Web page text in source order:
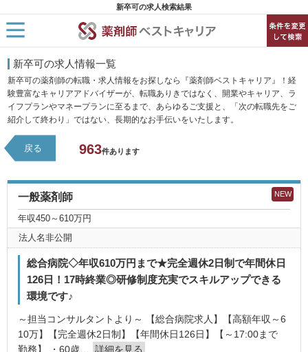
新卒可の求人検索結果
新卒可の求人情報一覧
新卒可の薬剤師の転職・求人情報をお探しなら『薬剤師ベストキャリア』！経
験豊富なキャリアアドバイザーが、転職ありきではなく、開業やキャリア、ラ
イフプランやマネープランに至るまで、あらゆるご支援と、「次の転職先をご
紹介して終わり」ではない、長期的なお手伝いをいたします。
戻る 963件あります
NEW
一般薬剤師
年収450～610万円
法人名非公開
総合病院◇年収610万円まで★完全週休2日制で年間休日
126日！17時終業◎研修制度充実でスキルアップできる
環境です♪
～担当コンサルタントより～ 【総合病院求人】【高額年収～6
10万】【完全週休2日制】【年間休日126日】【～17:00まで
勤務】 ・60歳…
詳細を見る
HOME
求人検索
新着求人
求人ランキング
キャリアアドバイザー紹介
コラム
転職支援サービスに申し込む